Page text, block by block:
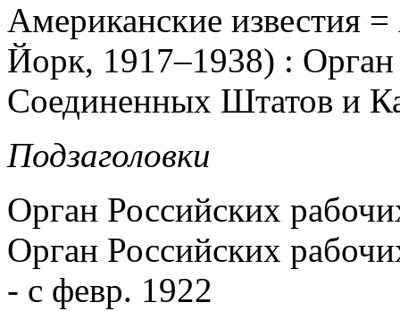
Американские известия
Йорк, 1917–1938) :
Соединенных Штатов и
Подзаголовки
Орган Российских
Орган Российских
- с февр. 1922